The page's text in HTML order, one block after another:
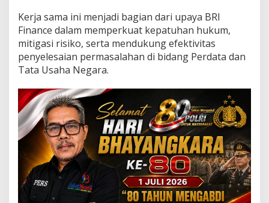
B
R
I
F
i
n
n
c
e
P
e
r
k
u
Kerja sama ini menjadi bagian dari upaya BRI
Finance dalam memperkuat kepatuhan hukum,
mitigasi risiko, serta mendukung efektivitas
penyelesaian permasalahan di bidang Perdata dan
Tata Usaha Negara.